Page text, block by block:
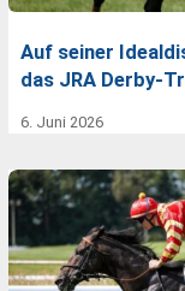
Auf seiner
das JRA Derby-
6. Juni 2026